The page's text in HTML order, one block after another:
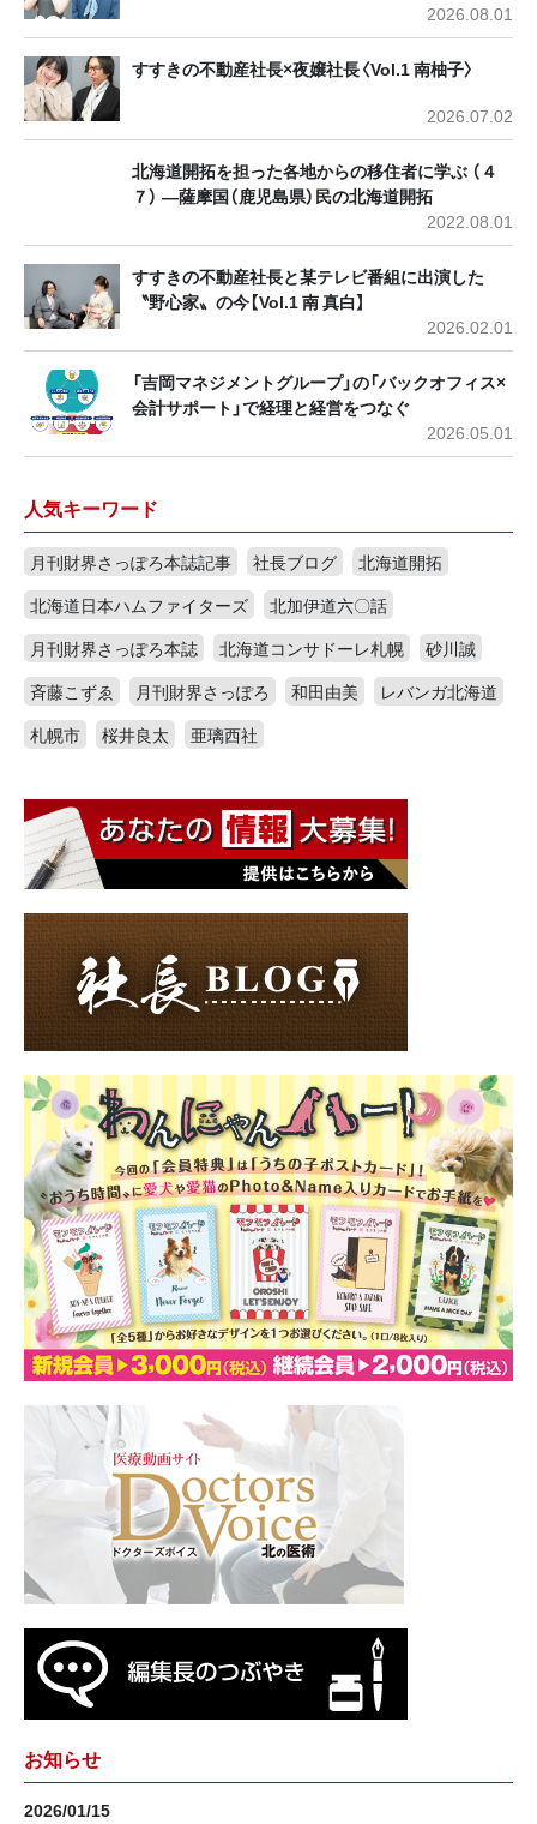
2026.08.01
すすきの不動産社長×夜嬢社長〈Vol.1 南柚子〉
2026.07.02
北海道開拓を担った各地からの移住者に学ぶ （４
７） ―薩摩国（鹿児島県）民の北海道開拓
2022.08.01
すすきの不動産社長と某テレビ番組に出演した
〝野心家〟の今【Vol.1 南 真白】
2026.02.01
「吉岡マネジメントグループ」の「バックオフィス×
会計サポート」で経理と経営をつなぐ
2026.05.01
人気キーワード
月刊財界さっぽろ本誌記事 社長ブログ
北海道開拓
北海道日本ハムファイターズ
北加伊道六〇話
月刊財界さっぽろ本誌
北海道コンサドーレ札幌
砂川誠
斉藤こずゑ
月刊財界さっぽろ 和田由美
レバンガ北海道
札幌市
桜井良太 亜璃西社
お知らせ
2026/01/15